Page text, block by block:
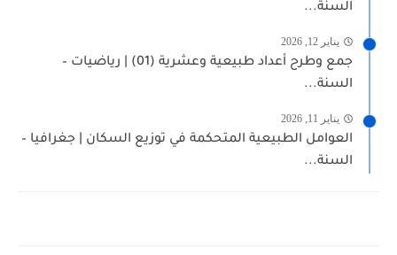
السنة...
يناير 12, 2026
جمع وطرح أعداد طبيعية وعشرية (01) | رياضيات –
السنة...
يناير 11, 2026
العوامل الطبيعية المتحكمة في توزيع السكان | جغرافيا –
السنة...